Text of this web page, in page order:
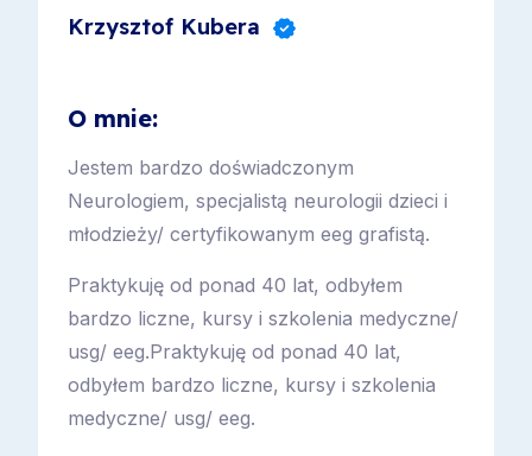
Krzysztof Kubera
O mnie:
Jestem bardzo doświadczonym
Neurologiem, specjalistą neurologii dzieci i
młodzieży/ certyfikowanym eeg grafistą.
Praktykuję od ponad 40 lat, odbyłem
bardzo liczne, kursy i szkolenia medyczne/
usg/ eeg.Praktykuję od ponad 40 lat,
odbyłem bardzo liczne, kursy i szkolenia
medyczne/ usg/ eeg.